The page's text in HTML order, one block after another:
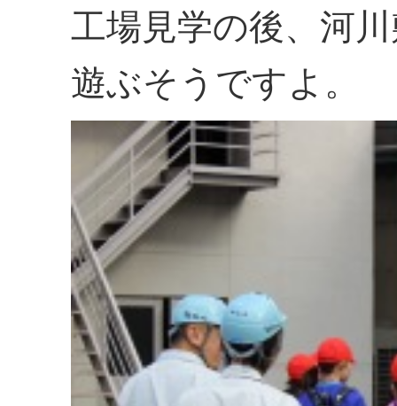
工場見学の後、河
遊ぶそうですよ。